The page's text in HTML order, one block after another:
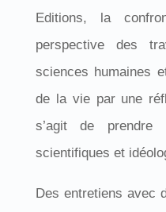
Editions, la
perspective des
sciences humaines
de la vie par une
s’agit de prendre
scientifiques et
Des entretiens avec